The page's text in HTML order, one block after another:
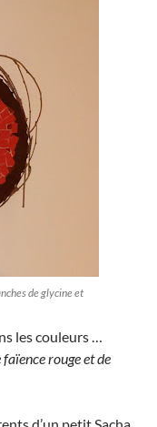
de glycine et
les couleurs …
rouge et de